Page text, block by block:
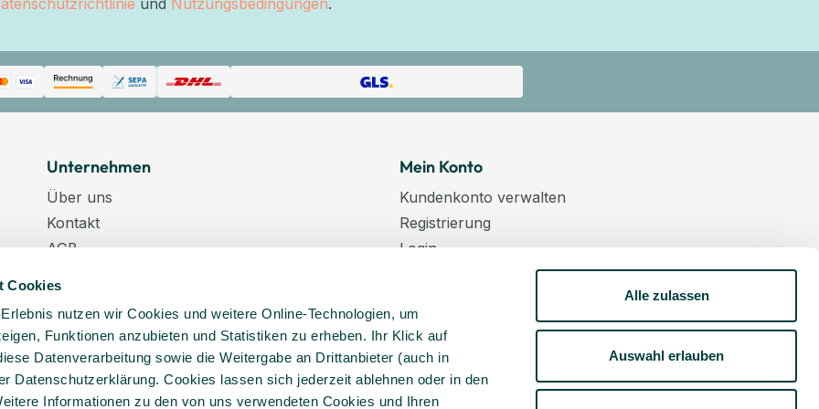
Cookies
nutzen wir Cookies und weitere Online-Technologien, um
Funktionen anzubieten und Statistiken zu erheben. Ihr Klick auf
Datenverarbeitung sowie die Weitergabe an Drittanbieter (auch in
Datenschutzerklärung. Cookies lassen sich jederzeit ablehnen oder in den
Informationen zu den von uns verwendeten Cookies und Ihren
Alle zulassen
Auswahl erlauben
und Nutzungsbedingungen.
Unternehmen
Über uns
Kontakt
AGB
Karriere
Veranstaltungstermine
Lieferkette
Mein Konto
Kundenkonto verwalten
Registrierung
Login
Kundenkonto aktivieren